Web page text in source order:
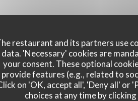
restaurant and its partners use
data. 'Necessary' cookies are
your consent. These optional
provide features (e.g., related to
on 'OK, accept all', 'Deny all' or
choices at any time by
atmosphère authentique. Nous avons